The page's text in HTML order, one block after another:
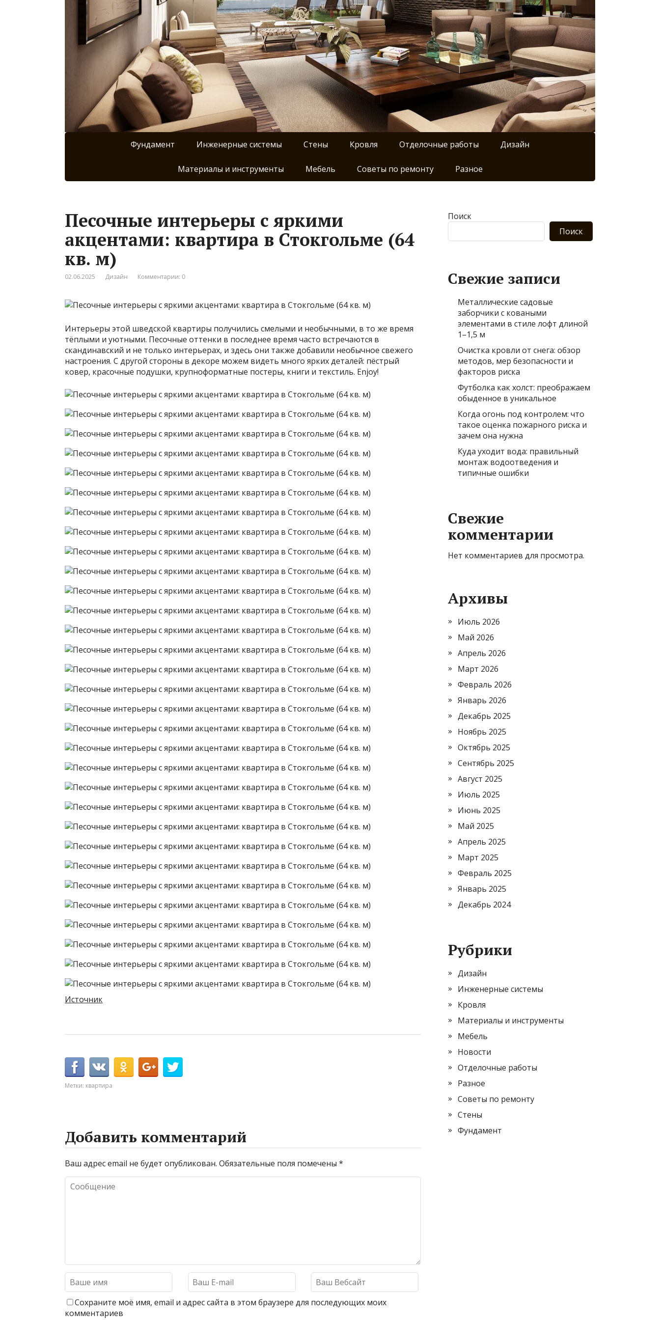
Фундамент Инженерные системы Стены Кровля Отделочные работы Дизайн
Материалы и инструменты Мебель Советы по ремонту Разное
Песочные интерьеры с яркими
акцентами: квартира в Стокгольме (64
кв. м)
02.06.2025 Дизайн Комментарии: 0
Интерьеры этой шведской квартиры получились смелыми и необычными, в то же время
тёплыми и уютными. Песочные оттенки в последнее время часто встречаются в
скандинавский и не только интерьерах, и здесь они также добавили необычное свежего
настроения. С другой стороны в декоре можем видеть много ярких деталей: пёстрый
ковер, красочные подушки, крупноформатные постеры, книги и текстиль. Enjoy!
Источник
Метки: квартира
Добавить комментарий
Ваш адрес email не будет опубликован. Обязательные поля помечены *
Сохраните моё имя, email и адрес сайта в этом браузере для последующих моих
комментариев
Поиск
Поиск
Свежие записи
Металлические садовые
заборчики с коваными
элементами в стиле лофт длиной
1–1,5 м
Очистка кровли от снега: обзор
методов, мер безопасности и
факторов риска
Футболка как холст: преображаем
обыденное в уникальное
Когда огонь под контролем: что
такое оценка пожарного риска и
зачем она нужна
Куда уходит вода: правильный
монтаж водоотведения и
типичные ошибки
Свежие
комментарии
Нет комментариев для просмотра.
Архивы
Июль 2026
Май 2026
Апрель 2026
Март 2026
Февраль 2026
Январь 2026
Декабрь 2025
Ноябрь 2025
Октябрь 2025
Сентябрь 2025
Август 2025
Июль 2025
Июнь 2025
Май 2025
Апрель 2025
Март 2025
Февраль 2025
Январь 2025
Декабрь 2024
Рубрики
Дизайн
Инженерные системы
Кровля
Материалы и инструменты
Мебель
Новости
Отделочные работы
Разное
Советы по ремонту
Стены
Фундамент